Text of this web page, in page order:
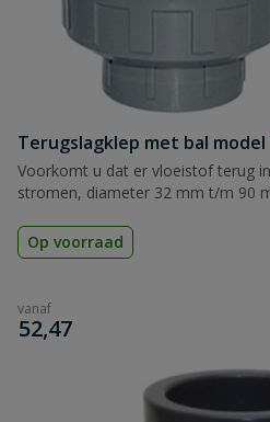
Terugslagklep met bal model
Voorkomt u dat er vloeistof terug
stromen, diameter 32 mm t/m 90
Op voorraad
vanaf
€
52,47